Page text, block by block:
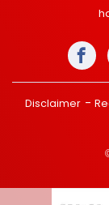
Disclaimer